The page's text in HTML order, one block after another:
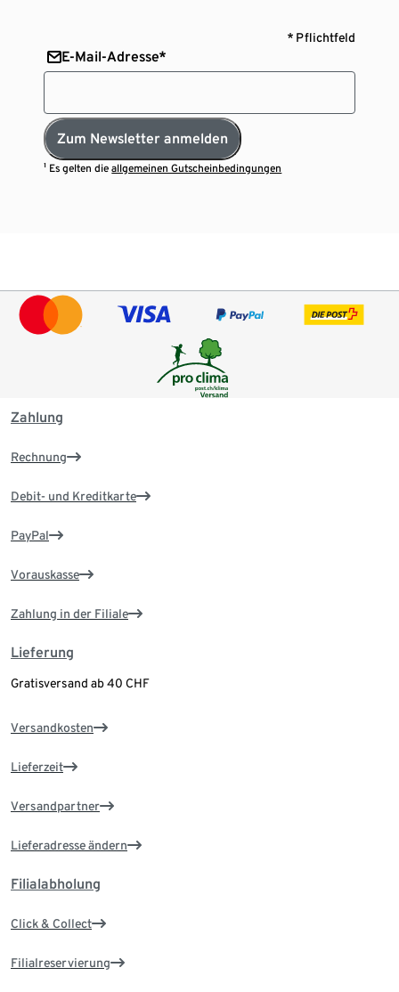
* Pflichtfeld
E-Mail-Adresse*
Zum Newsletter anmelden
¹ Es gelten dieallgemeinen Gutscheinbedingungen
Zahlung
Rechnung
Debit- und Kreditkarte
PayPal
Vorauskasse
Zahlung in der Filiale
Lieferung
Gratisversand ab 40 CHF
Versandkosten
Lieferzeit
Versandpartner
Lieferadresse ändern
Filialabholung
Click & Collect
Filialreservierung